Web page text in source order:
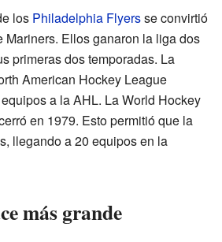
los Philadelphia Flyersse convirtió
Mariners. Ellos ganaron la liga dos
primeras dos temporadas. La
American Hockey League
a la AHL. La World Hockey
en 1979. Esto permitió que la
llegando a 20 equipos en la
más grande